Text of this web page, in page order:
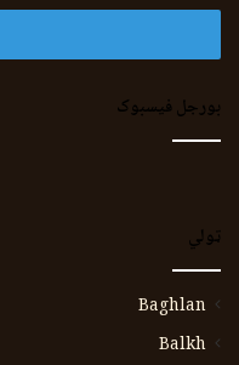
بورجل فیسبوک
ټولي
Baghlan
Balkh